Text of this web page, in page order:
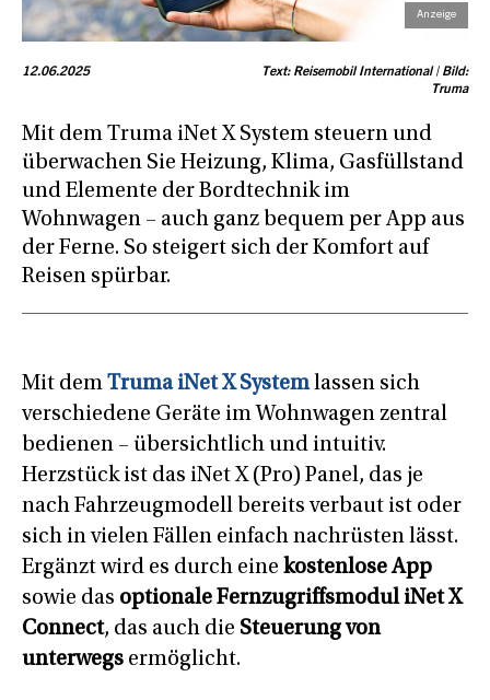
12.06.2025
Text: Reisemobil International | Bild:
Truma
Mit dem Truma iNet X System steuern und
überwachen Sie Heizung, Klima, Gasfüllstand
und Elemente der Bordtechnik im
Wohnwagen – auch ganz bequem per App aus
der Ferne. So steigert sich der Komfort auf
Reisen spürbar.
Mit dem Truma iNet X Systemlassen sich
verschiedene Geräte im Wohnwagen zentral
bedienen – übersichtlich und intuitiv.
Herzstück ist das iNet X (Pro) Panel, das je
nach Fahrzeugmodell bereits verbaut ist oder
sich in vielen Fällen einfach nachrüsten lässt.
Ergänzt wird es durch eine kostenlose App
sowie das optionale Fernzugriffsmodul iNet X
Connect, das auch die Steuerung von
unterwegs ermöglicht.